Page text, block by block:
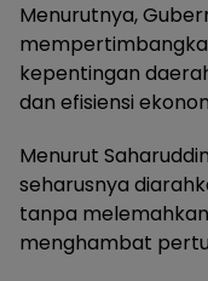
Menurutnya,
kepentingan
dan efisiensi
Menurut
seharusnya
tanpa
menghambat